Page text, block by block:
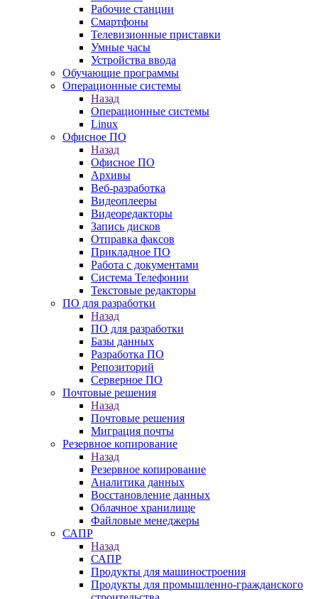
Рабочие станции
Смартфоны
Телевизионные приставки
Умные часы
Устройства ввода
Обучающие программы
Операционные системы
Назад
Операционные системы
Linux
Офисное ПО
Назад
Офисное ПО
Архивы
Веб-разработка
Видеоплееры
Видеоредакторы
Запись дисков
Отправка факсов
Прикладное ПО
Работа с документами
Система Телефонии
Текстовые редакторы
ПО для разработки
Назад
ПО для разработки
Базы данных
Разработка ПО
Репозиторий
Серверное ПО
Почтовые решения
Назад
Почтовые решения
Миграция почты
Резервное копирование
Назад
Резервное копирование
Аналитика данных
Восстановление данных
Облачное хранилище
Файловые менеджеры
САПР
Назад
САПР
Продукты для машиностроения
Продукты для промышленно-гражданского